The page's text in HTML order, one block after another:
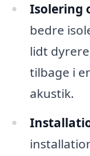
Isolering
bedre
lidt
tilbage i
akustik.